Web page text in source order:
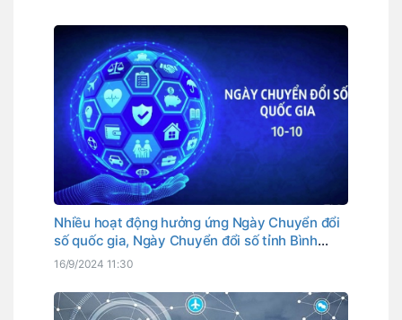
Nhiều hoạt động hưởng ứng Ngày Chuyển đổi
số quốc gia, Ngày Chuyển đổi số tỉnh Bình
Thuận
16/9/2024 11:30